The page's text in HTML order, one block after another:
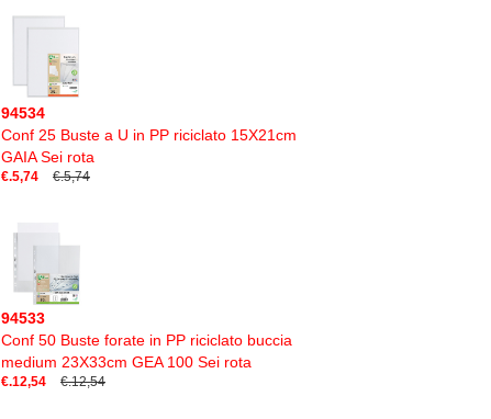
94534
Conf 25 Buste a U in PP riciclato 15X21cm
GAIA Sei rota
€.5,74 €.5,74
94533
Conf 50 Buste forate in PP riciclato buccia
medium 23X33cm GEA 100 Sei rota
€.12,54 €.12,54